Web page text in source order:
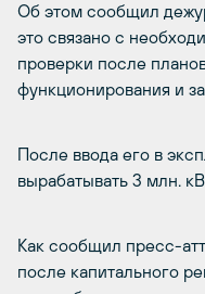
Об этом сообщил
это связано с
проверки после
функционирования и
После ввода его в
вырабатывать 3 млн.
Как сообщил пресс-
после капитального